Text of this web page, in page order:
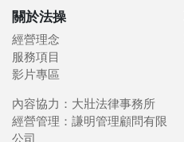
關於法操
經營理念
服務項目
影片專區
內容協力：大壯法律事務所
經營管理：謙明管理顧問有限
公司